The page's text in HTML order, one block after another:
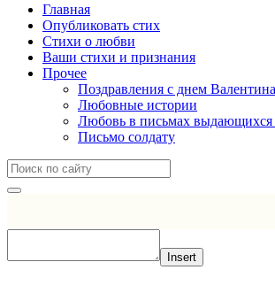
Главная
Опубликовать стих
Стихи о любви
Ваши стихи и признания
Прочее
Поздравления с днем Валентина
Любовные истории
Любовь в письмах выдающихся
Письмо солдату
Insert